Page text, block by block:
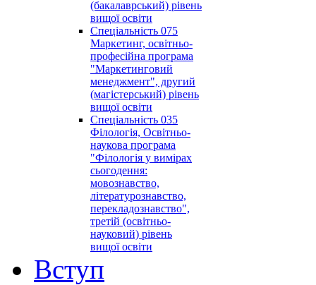
(бакалаврський) рівень
вищої освіти
Спеціальність 075
Маркетинг, освітньо-
професійна програма
"Маркетинговий
менеджмент", другий
(магістерський) рівень
вищої освіти
Спеціальність 035
Філологія, Освітньо-
наукова програма
"Філологія у вимірах
сьогодення:
мовознавство,
літературознавство,
перекладознавство",
третій (освітньо-
науковий) рівень
вищої освіти
Вступ